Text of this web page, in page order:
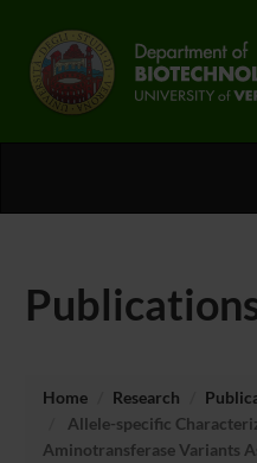
Home Research
Allele-specific
Aminotransferase Variants